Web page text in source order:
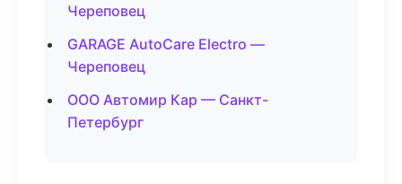
Череповец
GARAGE AutoCare Electro —
Череповец
ООО Автомир Кар — Санкт-
Петербург